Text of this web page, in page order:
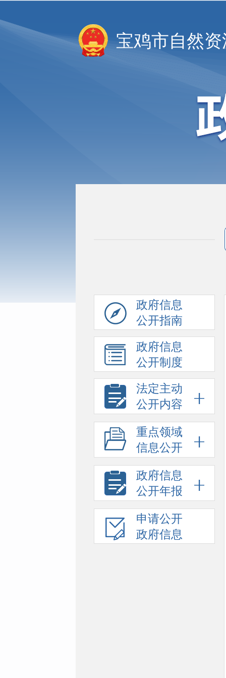
宝鸡市自然
政府信息
公开指南
政府信息
公开制度
法定主动
公开内容
重点领域
信息公开
政府信息
公开年报
申请公开
政府信息